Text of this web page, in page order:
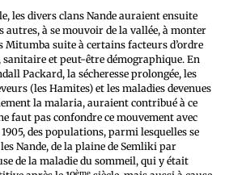
les divers clans Nande auraient ensuite
autres, à se mouvoir de la vallée, à monter
Mitumba suite à certains facteurs d’ordre
et peut-être démographique. En
Packard, la sécheresse prolongée, les
(les Hamites) et les maladies devenues
la malaria, auraient contribué à ce
faut pas confondre ce mouvement avec
des populations, parmi lesquelles se
Nande, de la plaine de Semliki par
de la maladie du sommeil, qui y était
ème